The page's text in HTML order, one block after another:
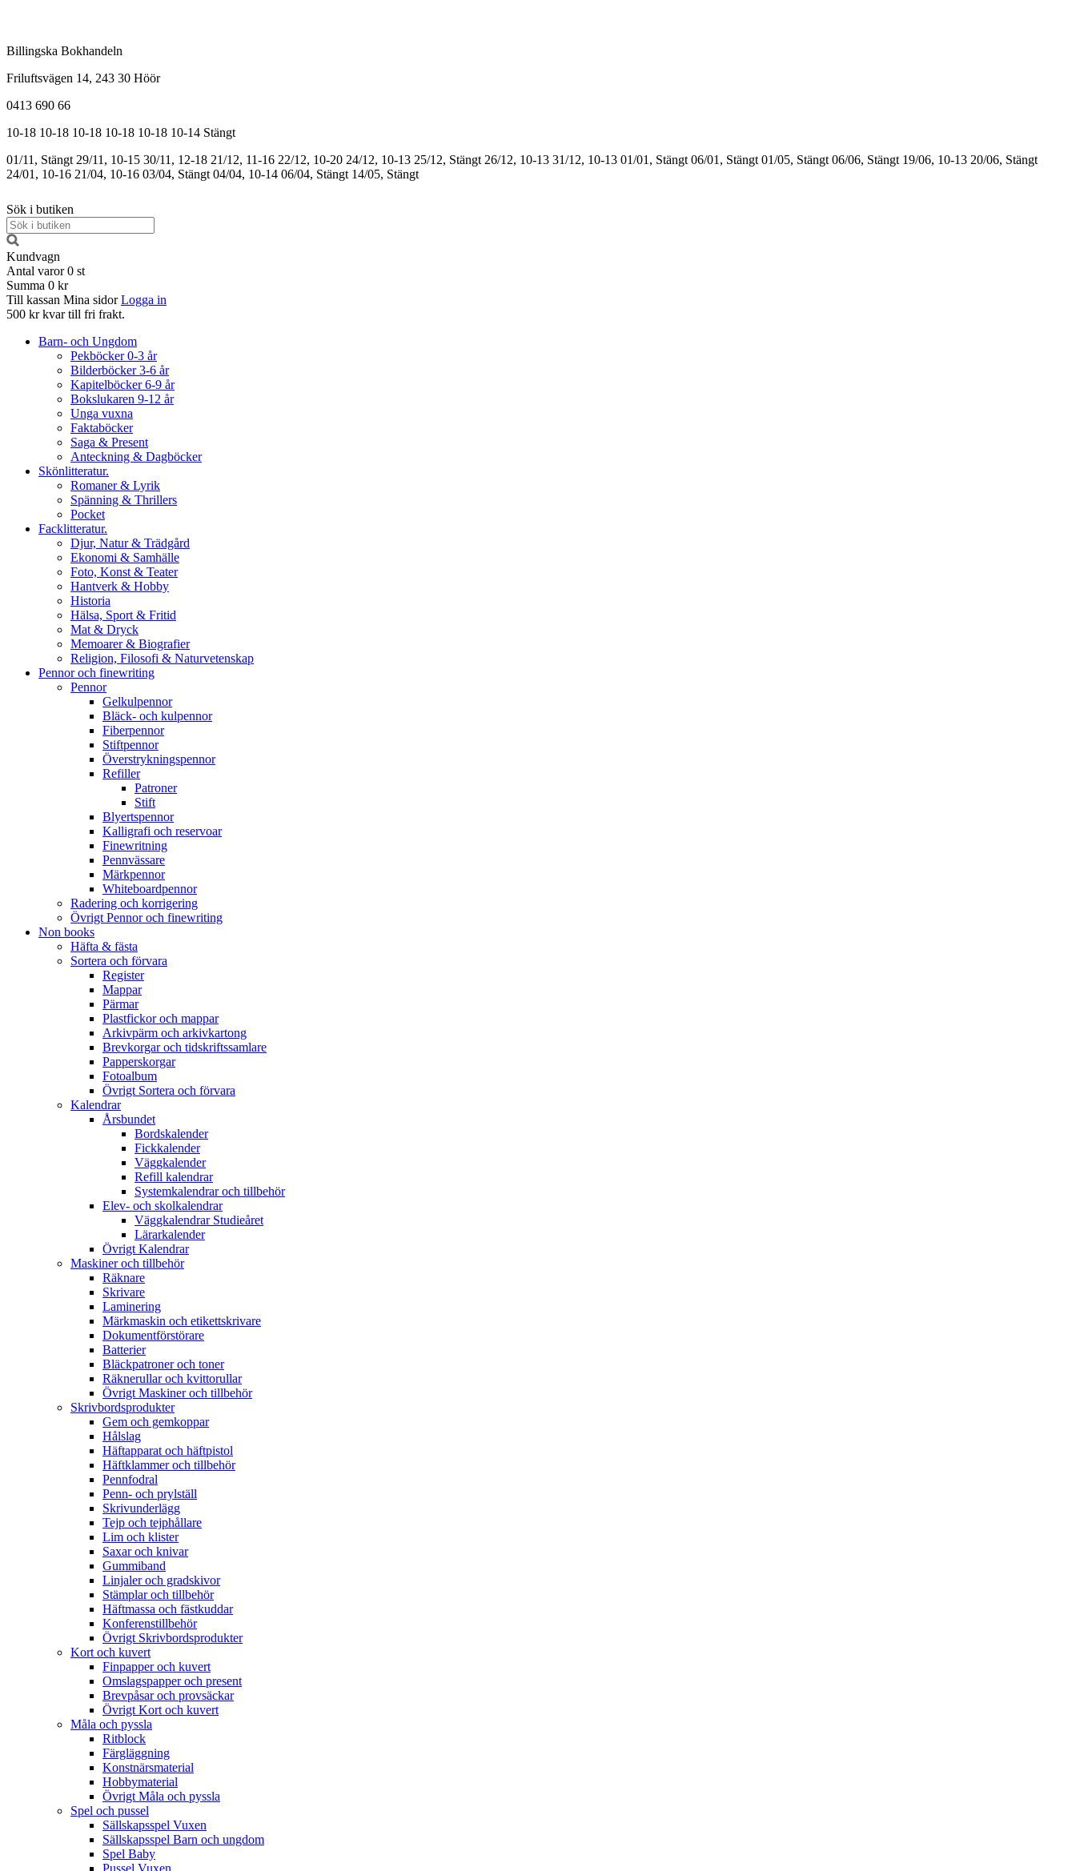
Billingska Bokhandeln
Friluftsvägen 14, 243 30 Höör
0413 690 66
10-18 10-18 10-18 10-18 10-18 10-14 Stängt
01/11, Stängt 29/11, 10-15 30/11, 12-18 21/12, 11-16 22/12, 10-20 24/12, 10-13 25/12, Stängt 26/12, 10-13 31/12, 10-13 01/01, Stängt 06/01, Stängt 01/05, Stängt 06/06, Stängt 19/06, 10-13 20/06, Stängt
24/01, 10-16 21/04, 10-16 03/04, Stängt 04/04, 10-14 06/04, Stängt 14/05, Stängt
Sök i butiken
Kundvagn
Antal varor 0 st
Summa 0 kr
Till kassan Mina sidor Logga in
500 kr kvar till fri frakt.
Barn- och Ungdom
Pekböcker 0-3 år
Bilderböcker 3-6 år
Kapitelböcker 6-9 år
Bokslukaren 9-12 år
Unga vuxna
Faktaböcker
Saga & Present
Anteckning & Dagböcker
Skönlitteratur.
Romaner & Lyrik
Spänning & Thrillers
Pocket
Facklitteratur.
Djur, Natur & Trädgård
Ekonomi & Samhälle
Foto, Konst & Teater
Hantverk & Hobby
Historia
Hälsa, Sport & Fritid
Mat & Dryck
Memoarer & Biografier
Religion, Filosofi & Naturvetenskap
Pennor och finewriting
Pennor
Gelkulpennor
Bläck- och kulpennor
Fiberpennor
Stiftpennor
Överstrykningspennor
Refiller
Patroner
Stift
Blyertspennor
Kalligrafi och reservoar
Finewritning
Pennvässare
Märkpennor
Whiteboardpennor
Radering och korrigering
Övrigt Pennor och finewriting
Non books
Häfta & fästa
Sortera och förvara
Register
Mappar
Pärmar
Plastfickor och mappar
Arkivpärm och arkivkartong
Brevkorgar och tidskriftssamlare
Papperskorgar
Fotoalbum
Övrigt Sortera och förvara
Kalendrar
Årsbundet
Bordskalender
Fickkalender
Väggkalender
Refill kalendrar
Systemkalendrar och tillbehör
Elev- och skolkalendrar
Väggkalendrar Studieåret
Lärarkalender
Övrigt Kalendrar
Maskiner och tillbehör
Räknare
Skrivare
Laminering
Märkmaskin och etikettskrivare
Dokumentförstörare
Batterier
Bläckpatroner och toner
Räknerullar och kvittorullar
Övrigt Maskiner och tillbehör
Skrivbordsprodukter
Gem och gemkoppar
Hålslag
Häftapparat och häftpistol
Häftklammer och tillbehör
Pennfodral
Penn- och prylställ
Skrivunderlägg
Tejp och tejphållare
Lim och klister
Saxar och knivar
Gummiband
Linjaler och gradskivor
Stämplar och tillbehör
Häftmassa och fästkuddar
Konferenstillbehör
Övrigt Skrivbordsprodukter
Kort och kuvert
Finpapper och kuvert
Omslagspapper och present
Brevpåsar och provsäckar
Övrigt Kort och kuvert
Måla och pyssla
Ritblock
Färgläggning
Konstnärsmaterial
Hobbymaterial
Övrigt Måla och pyssla
Spel och pussel
Sällskapsspel Vuxen
Sällskapsspel Barn och ungdom
Spel Baby
Pussel Vuxen